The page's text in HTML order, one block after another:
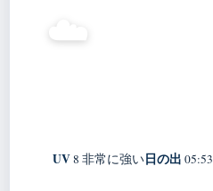
☁️
UV8 非常に強い日の出 05:53